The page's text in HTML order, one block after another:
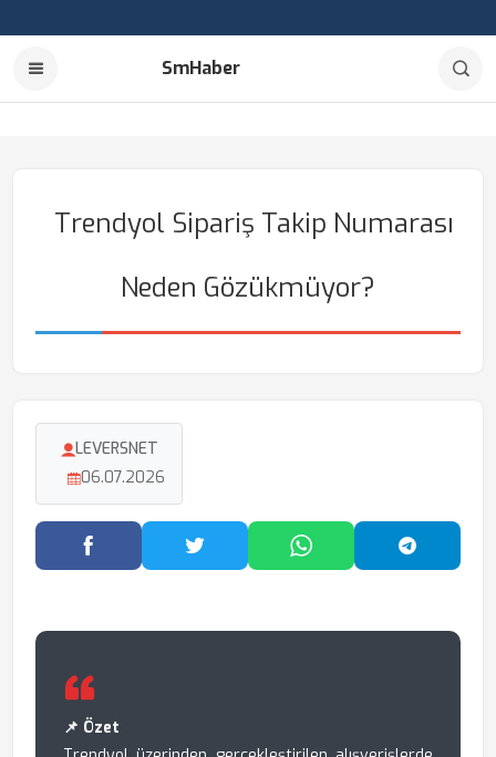
SmHaber
Trendyol Sipariş Takip Numarası
Neden Gözükmüyor?
LEVERSNET
06.07.2026
Facebook'ta PaylaşTwitter'da PaylaşWhatsApp'ta Paylaş
📌 Özet